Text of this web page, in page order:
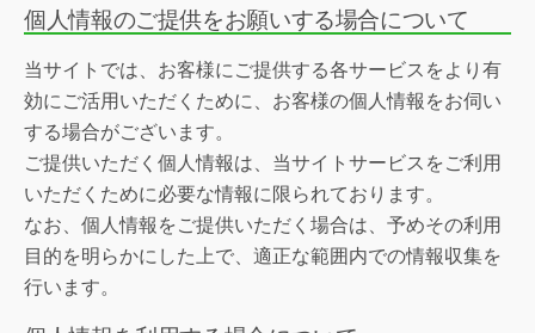
個人情報のご提供をお願いする場合について
当サイトでは、お客様にご提供する各サービスをより有
効にご活用いただくために、お客様の個人情報をお伺い
する場合がございます。
ご提供いただく個人情報は、当サイトサービスをご利用
いただくために必要な情報に限られております。
なお、個人情報をご提供いただく場合は、予めその利用
目的を明らかにした上で、適正な範囲内での情報収集を
行います。